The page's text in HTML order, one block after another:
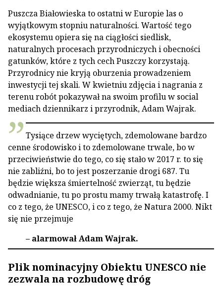
Puszcza Białowieska to ostatni w Europie las o
wyjątkowym stopniu naturalności. Wartość tego
ekosystemu opiera się na ciągłości siedlisk,
naturalnych procesach przyrodniczych i obecności
gatunków, które z tych cech Puszczy korzystają.
Przyrodnicy nie kryją oburzenia prowadzeniem
inwestycji tej skali. W kwietniu zdjęcia i nagrania z
terenu robót pokazywał na swoim profilu w social
mediach dziennikarz i przyrodnik, Adam Wajrak.
Tysiące drzew wyciętych, zdemolowane bardzo
cenne środowisko i to zdemolowane trwale, bo w
przeciwieństwie do tego, co się stało w 2017 r. to się
nie zabliźni, bo to jest poszerzanie drogi 687. Tu
będzie większa śmiertelność zwierząt, tu będzie
odwadnianie, tu po prostu mamy trwałą katastrofę. I
co z tego, że UNESCO, i co z tego, że Natura 2000. Nikt
się nie przejmuje
– alarmował Adam Wajrak.
Plik nominacyjny Obiektu UNESCO nie
zezwala na rozbudowę dróg